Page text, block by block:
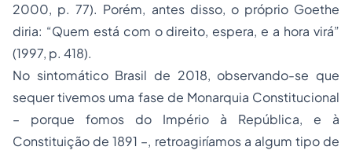
2000, p. 77). Porém, antes disso, o próprio Goethe
diria: “Quem está com o direito, espera, e a hora virá”
(1997, p. 418).
No sintomático Brasil de 2018, observando-se que
sequer tivemos uma fase de Monarquia Constitucional
– porque fomos do Império à República, e à
Constituição de 1891 –, retroagiríamos a algum tipo de